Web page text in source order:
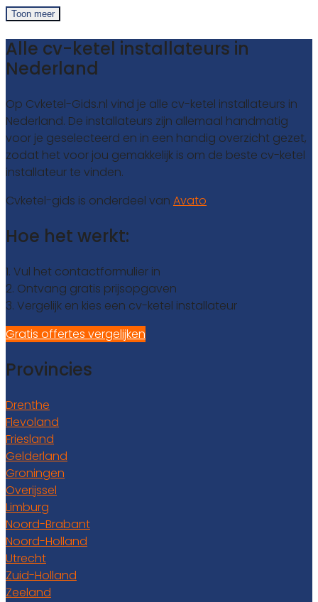
Toon meer
Alle cv-ketel installateurs in
Nederland
Op Cvketel-Gids.nl vind je alle cv-ketel installateurs in
Nederland. De installateurs zijn allemaal handmatig
voor je geselecteerd en in een handig overzicht gezet,
zodat het voor jou gemakkelijk is om de beste cv-ketel
installateur te vinden.
Cvketel-gids is onderdeel van Avato
Hoe het werkt:
1. Vul het contactformulier in
2. Ontvang gratis prijsopgaven
3. Vergelijk en kies een cv-ketel installateur
Gratis offertes vergelijken
Provincies
Drenthe
Flevoland
Friesland
Gelderland
Groningen
Overijssel
Limburg
Noord-Brabant
Noord-Holland
Utrecht
Zuid-Holland
Zeeland